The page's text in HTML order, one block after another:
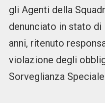
gli Agenti della
denunciato in stato di
anni, ritenuto
violazione degli
Sorveglianza